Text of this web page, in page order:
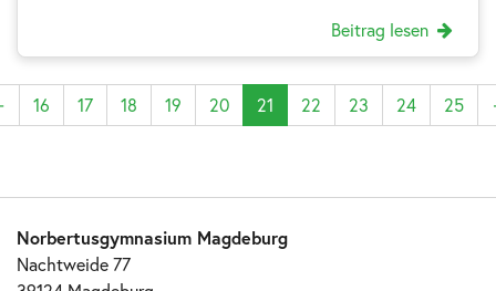
Beitrag lesen
16 17 18 19 20 21 22 23 24 25
Norbertusgymnasium Magdeburg
Nachtweide 77